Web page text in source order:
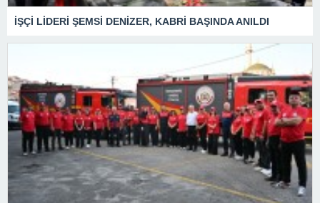
İŞÇİ LİDERİ ŞEMSİ DENİZER, KABRİ BAŞINDA ANILDI